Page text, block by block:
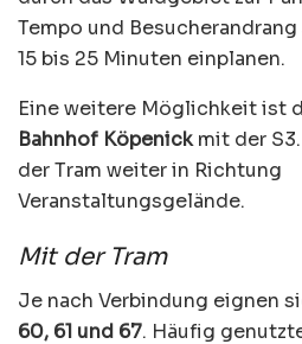
Tempo und
15 bis 25 Minuten einplanen.
Eine weitere Möglichkeit ist
Bahnhof Köpenickmit der
der Tram weiter in Richtung
Veranstaltungsgelände.
Mit der Tram
Je nach Verbindung eignen
60, 61 und 67. Häufig